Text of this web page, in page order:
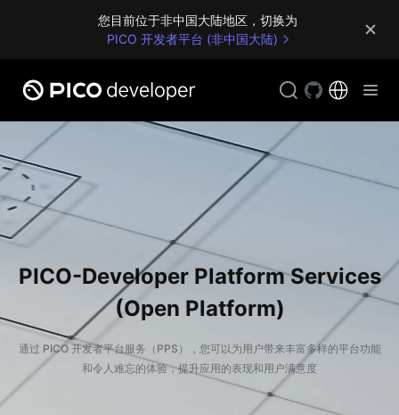
您目前位于非中国大陆地区，切换为
PICO 开发者平台 (非中国大陆)
PICO-Developer Platform Services
(Open Platform)
通过 PICO 开发者平台服务（PPS），您可以为用户带来丰富多样的平台功能
和令人难忘的体验，提升应用的表现和用户满意度